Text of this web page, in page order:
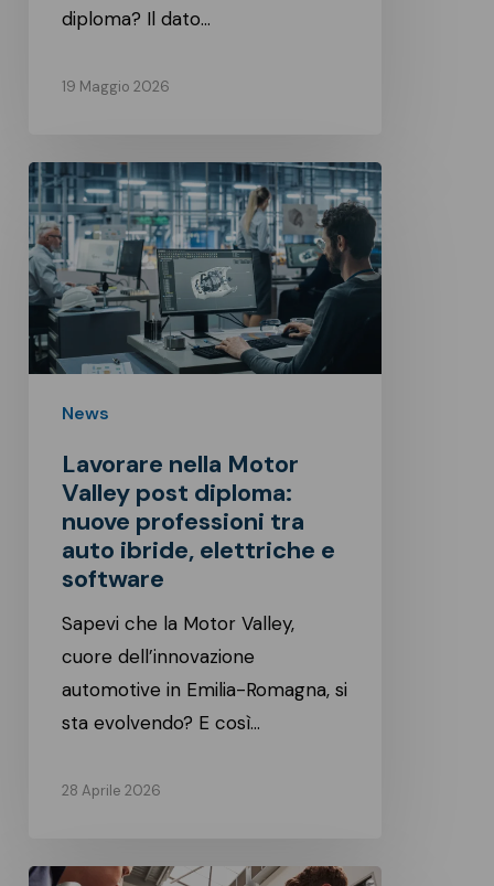
diploma? Il dato…
19 Maggio 2026
Lavorare
nella
Motor
Valley
post
diploma:
nuove
professioni
auto
ibride,
elettriche
News
Lavorare nella Motor
Valley post diploma:
nuove professioni tra
auto ibride, elettriche e
software
Sapevi che la Motor Valley,
cuore dell’innovazione
automotive in Emilia-Romagna, si
sta evolvendo? E così…
28 Aprile 2026